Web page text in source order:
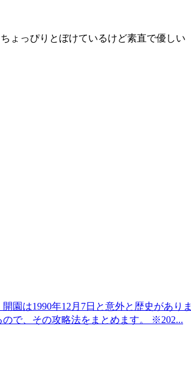
ょっぴりとぼけているけど素直で優しい
園は1990年12月7日と意外と歴史がありま
で、その攻略法をまとめます。 ※202...